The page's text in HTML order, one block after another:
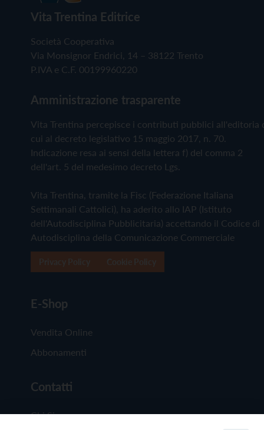
Vita Trentina Editrice
Società Cooperativa
Via Monsignor Endrici, 14 – 38122 Trento
P.IVA e C.F. 00199960220
Amministrazione trasparente
Vita Trentina percepisce i contributi pubblici all'editoria
cui al decreto legislativo 15 maggio 2017, n. 70.
Indicazione resa ai sensi della lettera f) del comma 2
dell'art. 5 del medesimo decreto Lgs.
Vita Trentina, tramite la Fisc (Federazione Italiana
Settimanali Cattolici), ha aderito allo IAP (Istituto
dell'Autodisciplina Pubblicitaria) accettando il Codice di
Autodisciplina della Comunicazione Commerciale
E-Shop
Vendita Online
Abbonamenti
Contatti
Chi Siamo